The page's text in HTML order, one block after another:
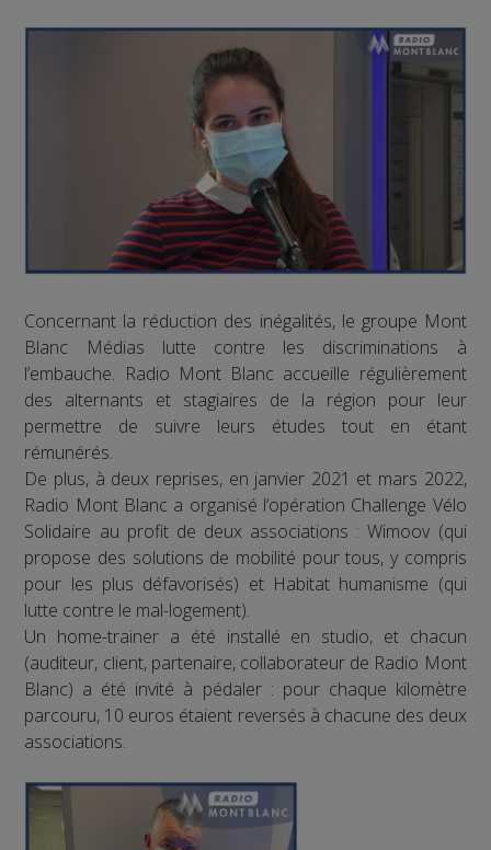
Concernant la réduction des inégalités, le groupe Mont
Blanc Médias lutte contre les discriminations à
l’embauche. Radio Mont Blanc accueille régulièrement
des alternants et stagiaires de la région pour leur
permettre de suivre leurs études tout en étant
rémunérés.
De plus, à deux reprises, en janvier 2021 et mars 2022,
Radio Mont Blanc a organisé l’opération Challenge Vélo
Solidaire au profit de deux associations : Wimoov (qui
propose des solutions de mobilité pour tous, y compris
pour les plus défavorisés) et Habitat humanisme (qui
lutte contre le mal-logement).
Un home-trainer a été installé en studio, et chacun
(auditeur, client, partenaire, collaborateur de Radio Mont
Blanc) a été invité à pédaler : pour chaque kilomètre
parcouru, 10 euros étaient reversés à chacune des deux
associations.